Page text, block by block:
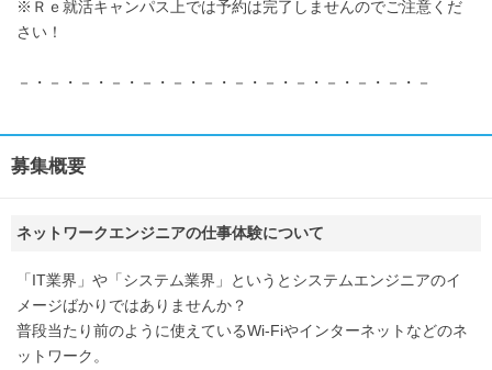
※Ｒｅ就活キャンパス上では予約は完了しませんのでご注意くだ
さい！
－・－・－・－・－・－・－・－・－・－・－・－・－・－
募集概要
ネットワークエンジニアの仕事体験について
「IT業界」や「システム業界」というとシステムエンジニアのイ
メージばかりではありませんか？
普段当たり前のように使えているWi-Fiやインターネットなどのネ
ットワーク。